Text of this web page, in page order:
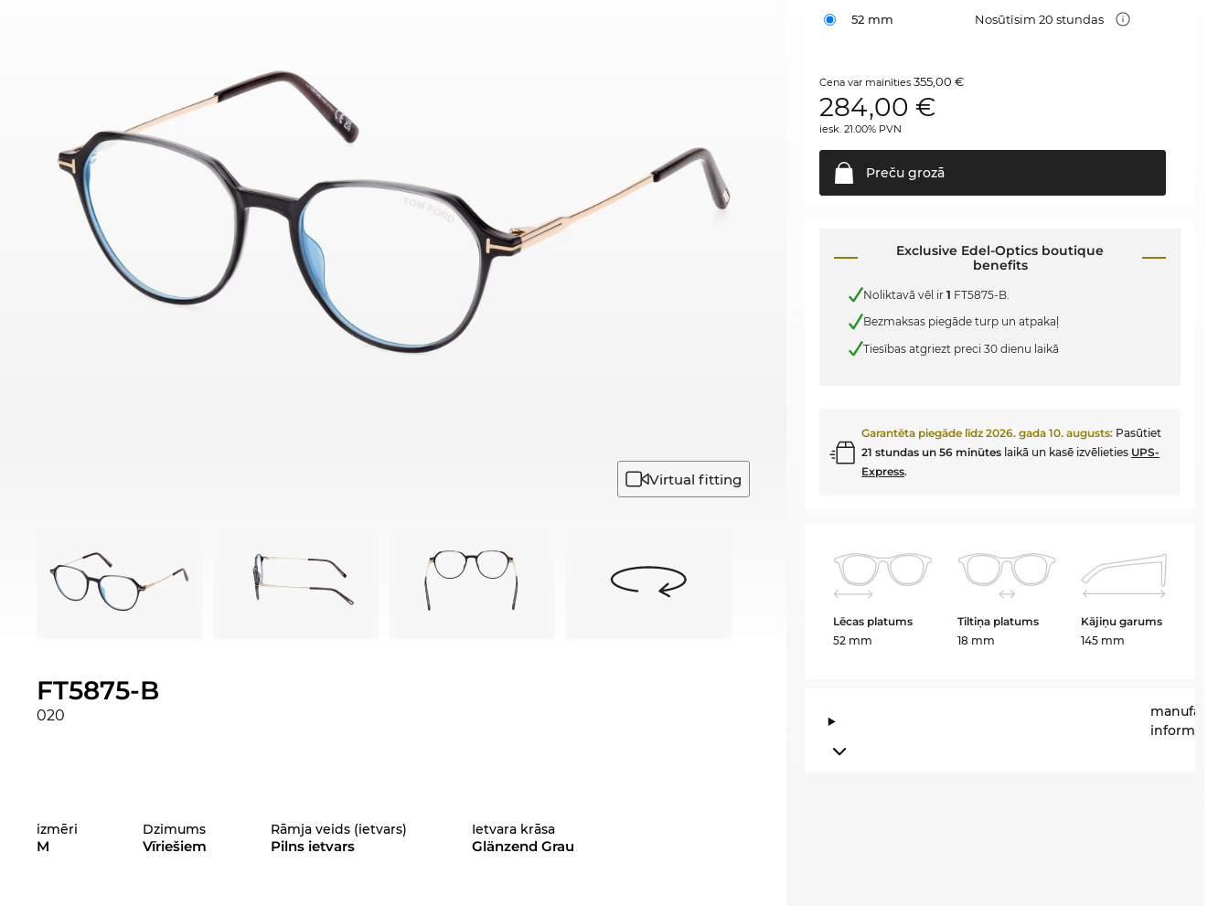
Virtual fitting
FT5875-B
020
izmēri
M
Dzimums
Vīriešiem
Rāmja veids (ietvars)
Pilns ietvars
Ietvara krāsa
Glänzend Grau
52 mm Nosūtīsim 20 stundas
Cena var mainīties355,00 €
284,00 €
iesk. 21.00% PVN
Preču grozā
Exclusive Edel-Optics boutique
benefits
Noliktavā vēl ir1 FT5875-B.
Bezmaksas piegāde turp un atpakaļ
Tiesības atgriezt preci 30 dienu laikā
Garantēta piegāde līdz2026. gada 10. augusts: Pasūtiet
21 stundas un 56 minūtes laikā un kasē izvēlieties UPS-
Express.
Lēcas platums
52 mm
Tiltiņa platums
18 mm
Kājiņu garums
145 mm
information